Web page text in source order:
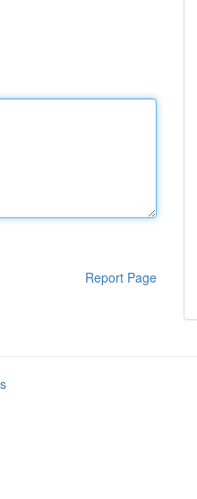
Report Page